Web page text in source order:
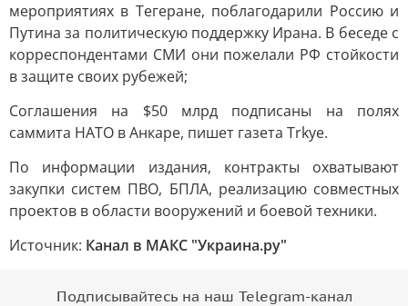
мероприятиях в Тегеране, поблагодарили Россию и
Путина за политическую поддержку Ирана. В беседе с
корреспондентами СМИ они пожелали РФ стойкости
в защите своих рубежей;
Соглашения на $50 млрд подписаны на полях
саммита НАТО в Анкаре, пишет газета Trkye.
По информации издания, контракты охватывают
закупки систем ПВО, БПЛА, реализацию совместных
проектов в области вооружений и боевой техники.
Источник: Канал в МАКС "Украина.ру"
Подписывайтесь на наш Telegram-канал